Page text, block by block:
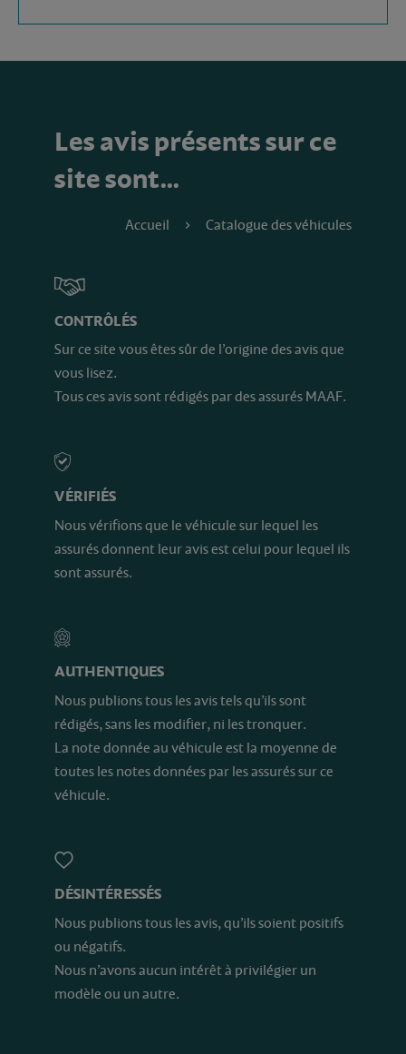
Les avis présents sur ce
site sont…
Accueil Catalogue des véhicules
CONTRÔLÉS
Sur ce site vous êtes sûr de l’origine des avis que
vous lisez.
Tous ces avis sont rédigés par des assurés MAAF.
VÉRIFIÉS
Nous vérifions que le véhicule sur lequel les
assurés donnent leur avis est celui pour lequel ils
sont assurés.
AUTHENTIQUES
Nous publions tous les avis tels qu’ils sont
rédigés, sans les modifier, ni les tronquer.
La note donnée au véhicule est la moyenne de
toutes les notes données par les assurés sur ce
véhicule.
DÉSINTÉRESSÉS
Nous publions tous les avis, qu’ils soient positifs
ou négatifs.
Nous n’avons aucun intérêt à privilégier un
modèle ou un autre.